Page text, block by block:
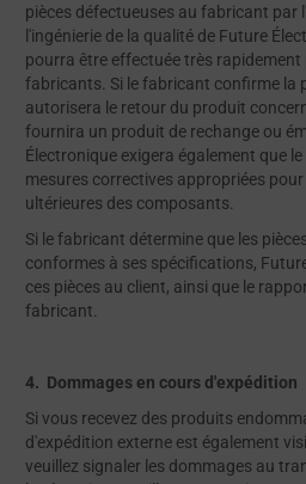
pièces défectueuses au fabricant par
l'ingénierie de la qualité de Future
pourra être effectuée très
fabricants. Si le fabricant confirme la
autorisera le retour du produit
fournira un produit de rechange ou
Électronique exigera également que
mesures correctives appropriées
ultérieures des composants.
Si le fabricant détermine que les
conformes à ses spécifications,
ces pièces au client, ainsi que le
fabricant.
4. Dommages en cours d'expédition
Si vous recevez des produits
d'expédition externe est également
veuillez signaler les dommages au